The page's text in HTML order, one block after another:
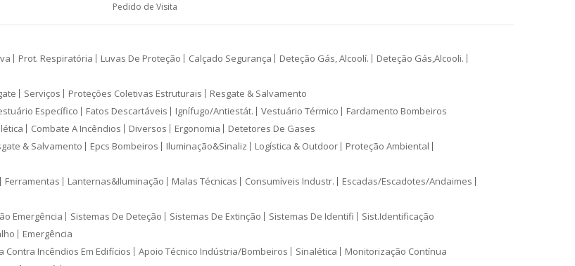
Pedido de Visita
Prot. Respiratória Luvas De Proteção Calçado Segurança Deteção Gás, Alcoolí.
Deteção Gás,Alcooli.
Serviços Proteções Coletivas Estruturais Resgate & Salvamento
Específico Fatos Descartáveis Ignífugo/Antiestát. Vestuário Térmico Fardamento Bombeiros
Combate A Incêndios Diversos Ergonomia Detetores De Gases
& Salvamento Epcs Bombeiros Iluminação&Sinaliz Logística & Outdoor
Proteção Ambiental
Ferramentas Lanternas&Iluminação Malas Técnicas Consumíveis Industr.
Escadas/Escadotes/Andaimes
Emergência Sistemas De Deteção Sistemas De Extinção Sistemas De Identifi Sist.Identificação
Emergência
Contra Incêndios Em Edifícios Apoio Técnico Indústria/Bombeiros Sinalética Monitorização Contínua